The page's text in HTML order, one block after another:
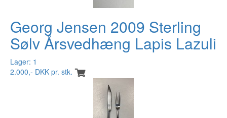
Georg Jensen 2009 Sterling
Sølv Årsvedhæng Lapis Lazuli
Lager: 1
2.000,- DKK pr. stk.